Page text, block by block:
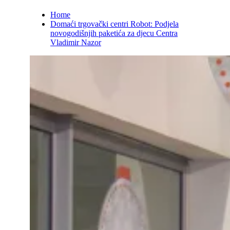
Home
Domaći trgovački centri Robot: Podjela
novogodišnjih paketića za djecu Centra
Vladimir Nazor